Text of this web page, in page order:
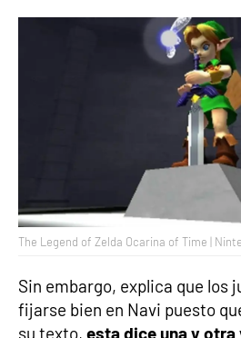
The Legend of Zelda Ocarina of Time |
Sin embargo, explica que los
fijarse bien en Navi puesto
su texto, esta dice una y otra